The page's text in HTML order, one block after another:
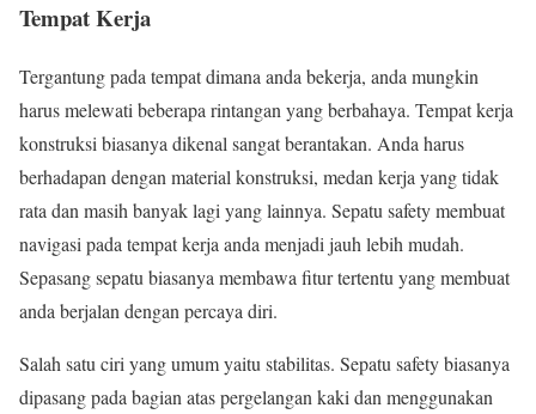
Tempat Kerja
Tergantung pada tempat dimana anda bekerja, anda mungkin
harus melewati beberapa rintangan yang berbahaya. Tempat kerja
konstruksi biasanya dikenal sangat berantakan. Anda harus
berhadapan dengan material konstruksi, medan kerja yang tidak
rata dan masih banyak lagi yang lainnya. Sepatu safety membuat
navigasi pada tempat kerja anda menjadi jauh lebih mudah.
Sepasang sepatu biasanya membawa fitur tertentu yang membuat
anda berjalan dengan percaya diri.
Salah satu ciri yang umum yaitu stabilitas. Sepatu safety biasanya
dipasang pada bagian atas pergelangan kaki dan menggunakan